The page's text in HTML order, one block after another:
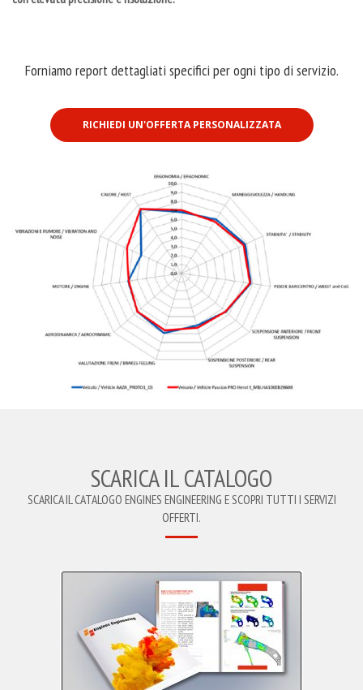
Forniamo report dettagliati specifici per ogni tipo di servizio.
RICHIEDI UN'OFFERTA PERSONALIZZATA
SCARICA IL CATALOGO
SCARICA IL CATALOGO ENGINES ENGINEERING E SCOPRI TUTTI I SERVIZI
OFFERTI.